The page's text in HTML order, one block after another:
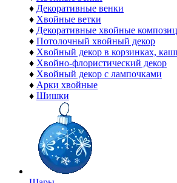
♦ Декоративные венки
♦ Хвойные ветки
♦ Декоративные хвойные
♦ Потолочный хвойный декор
♦ Хвойный декор в корзинках,
♦ Хвойно-флористический декор
♦ Хвойный декор с лампочками
♦ Арки хвойные
♦ Шишки